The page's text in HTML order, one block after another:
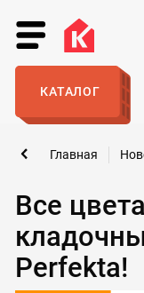
КАТАЛОГ
Все
Perfekta!
Главная